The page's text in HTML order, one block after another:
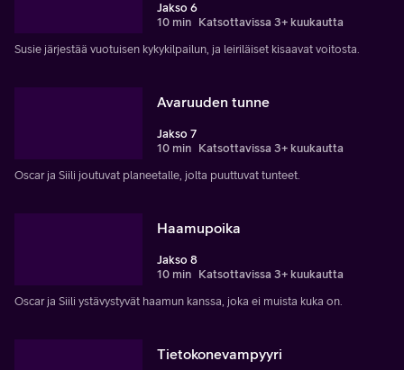
Jakso 6
10 min Katsottavissa 3+ kuukautta
Susie järjestää vuotuisen kykykilpailun, ja leiriläiset kisaavat voitosta.
Avaruuden tunne
Jakso 7
10 min Katsottavissa 3+ kuukautta
Oscar ja Siili joutuvat planeetalle, jolta puuttuvat tunteet.
Haamupoika
Jakso 8
10 min Katsottavissa 3+ kuukautta
Oscar ja Siili ystävystyvät haamun kanssa, joka ei muista kuka on.
Tietokonevampyyri